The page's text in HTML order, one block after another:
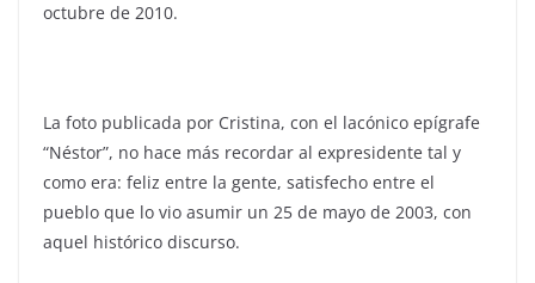
octubre de 2010.
La foto publicada por Cristina, con el lacónico epígrafe
“Néstor”, no hace más recordar al expresidente tal y
como era: feliz entre la gente, satisfecho entre el
pueblo que lo vio asumir un 25 de mayo de 2003, con
aquel histórico discurso.